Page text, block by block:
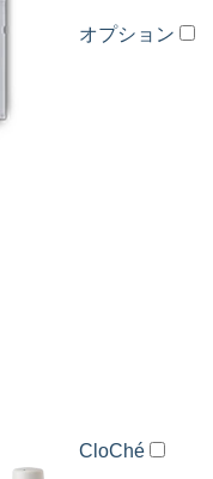
オプション
CloChé